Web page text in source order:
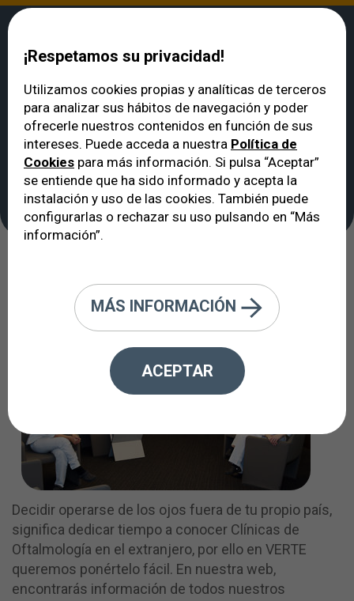
VERTE Recepción y atención a pacientes internacionales
Recepción y atención a
pacientes
internacionales
extranjero, cuestión de confianza.
Decidir operarse de los ojos fuera de tu propio país,
significa dedicar tiempo a conocer Clínicas de
Oftalmología en el extranjero, por ello en VERTE
queremos ponértelo fácil. En nuestra web,
encontrarás información de todos nuestros
¡Respetamos su privacidad!
Utilizamos cookies propias y analíticas de terceros
para analizar sus hábitos de navegación y poder
ofrecerle nuestros contenidos en función de sus
intereses. Puede acceda a nuestra Política de
Cookies para más información. Si pulsa “Aceptar”
se entiende que ha sido informado y acepta la
instalación y uso de las cookies. También puede
configurarlas o rechazar su uso pulsando en “Más
información”.
MÁS INFORMACIÓN
ACEPTAR